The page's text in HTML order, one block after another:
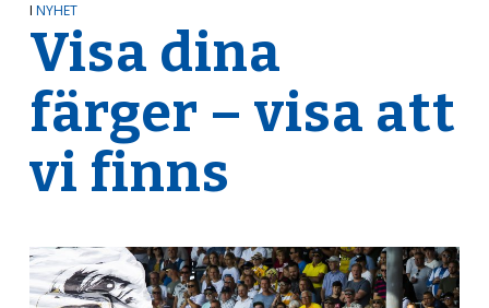
I NYHET
Visa dina
färger – visa att
vi finns